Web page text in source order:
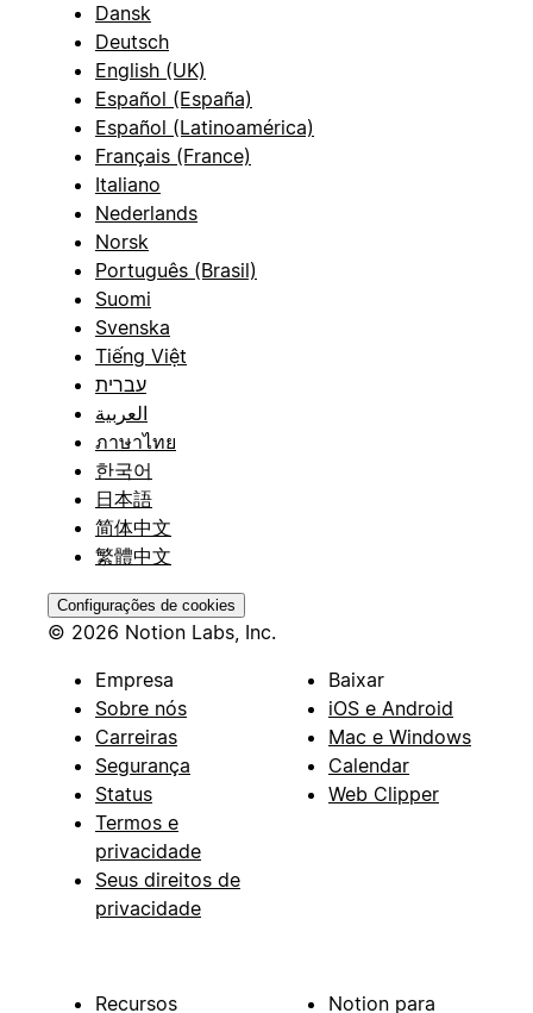
Dansk
Deutsch
English (UK)
Español (España)
Español (Latinoamérica)
Français (France)
Italiano
Nederlands
Norsk
Português (Brasil)
Suomi
Svenska
Tiếng Việt
עברית
العربية
ภาษาไทย
한국어
日本語
简体中文
繁體中文
Configurações de cookies
© 2026 Notion Labs, Inc.
Empresa
Sobre nós
Carreiras
Segurança
Status
Termos e
privacidade
Seus direitos de
privacidade
Baixar
iOS e Android
Mac e Windows
Calendar
Web Clipper
Recursos Notion para